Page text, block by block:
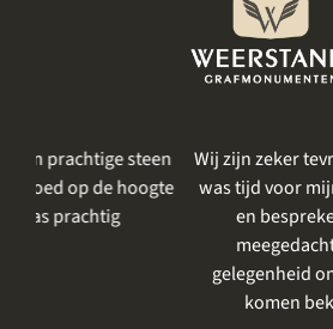
Wij zijn zeker tevreden. Het eerste
was tijd voor mijn moeder, haar
en bespreken van onze
meegedacht en we kregen
gelegenheid om nog even een
komen bekijken. Alles zeer